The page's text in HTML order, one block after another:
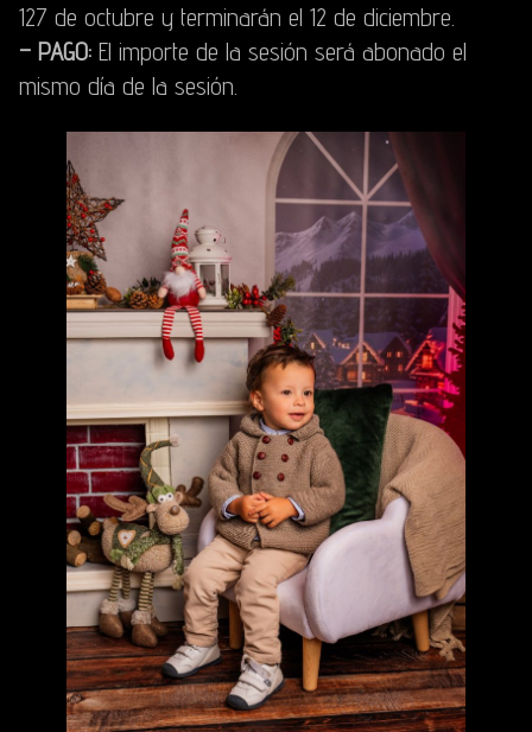
127 de octubre y terminarán el 12 de diciembre.
– PAGO: El importe de la sesión será abonado el
mismo día de la sesión.